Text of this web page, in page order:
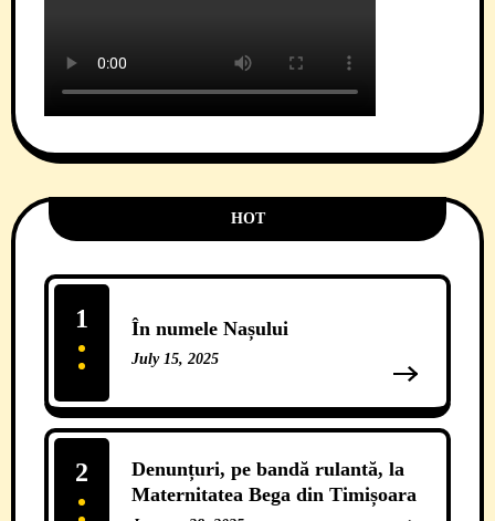
HOT
În numele Nașului
July 15, 2025
1
Denunțuri, pe bandă rulantă, la
Maternitatea Bega din Timișoara
2